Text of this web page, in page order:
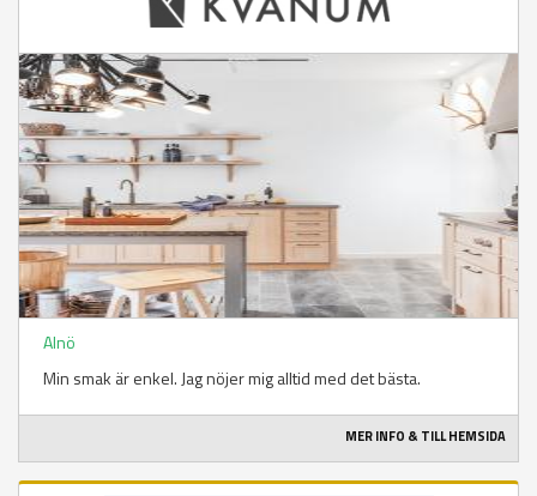
Alnö
Min smak är enkel. Jag nöjer mig alltid med det bästa.
MER INFO & TILL HEMSIDA